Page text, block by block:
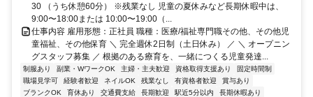
30 （うち休憩60分） ※残業なし 児童の夏休みなど長期休暇中は、
9:00〜18:00または 10:00〜19:00（...
仕事内容 雇用形態：正社員 職種：医療/福祉専門職その他、その他児
童福祉、その他保育 ＼ 完全週休2日制（土日休み） ／ ＼ オープニン
グスタッフ募集 ／ 根拠のある療育を、一緒につくる児童発達...
制服あり 副業・WワークOK 主婦・主夫歓迎 資格取得支援あり
固定時間制
職場見学可
経験者歓迎 ネイルOK 残業なし 有資格者歓迎
賞与あり
ブランクOK
育休あり 交通費支給 長期歓迎 駅近5分以内
長期休暇あり